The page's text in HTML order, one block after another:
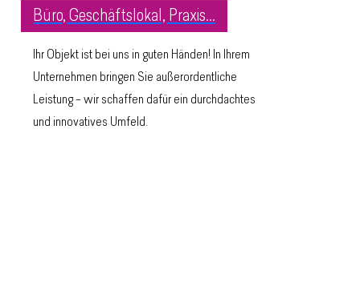
Büro, Geschäftslokal, Praxis...
Ihr Objekt ist bei uns in guten Händen! In Ihrem
Unternehmen bringen Sie außerordentliche
Leistung – wir schaffen dafür ein durchdachtes
und innovatives Umfeld.